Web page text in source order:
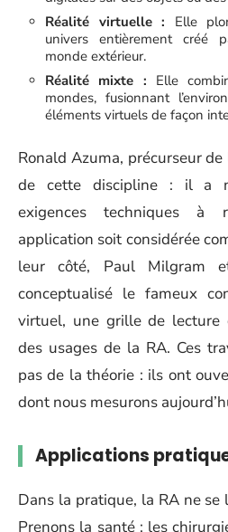
Réalité virtuelle : Elle
univers entièrement créé
monde extérieur.
Réalité mixte : Elle
mondes, fusionnant
éléments virtuels de façon
Ronald Azuma, précurseur
de cette discipline : il a
exigences techniques à
application soit considérée
leur côté, Paul Milgram
conceptualisé le fameux
virtuel, une grille de lecture
des usages de la RA. Ces
pas de la théorie : ils ont
dont nous mesurons
Applications
Dans la pratique, la RA ne
Prenons la santé : les